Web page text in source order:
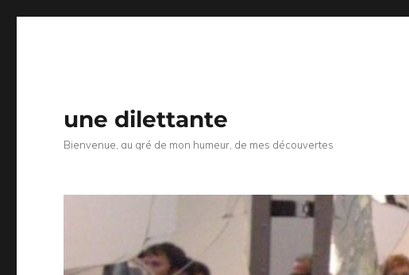
une dilettante
Bienvenue, au gré de mon humeur, de mes découvertes